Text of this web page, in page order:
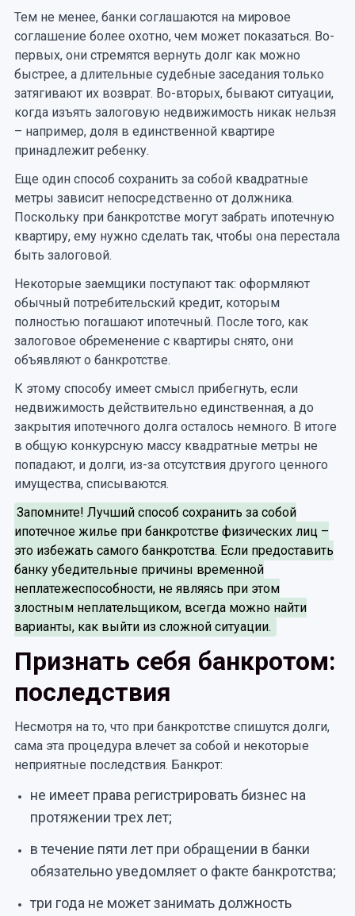
Тем не менее, банки соглашаются на мировое
соглашение более охотно, чем может показаться. Во-
первых, они стремятся вернуть долг как можно
быстрее, а длительные судебные заседания только
затягивают их возврат. Во-вторых, бывают ситуации,
когда изъять залоговую недвижимость никак нельзя
– например, доля в единственной квартире
принадлежит ребенку.
Еще один способ сохранить за собой квадратные
метры зависит непосредственно от должника.
Поскольку при банкротстве могут забрать ипотечную
квартиру, ему нужно сделать так, чтобы она перестала
быть залоговой.
Некоторые заемщики поступают так: оформляют
обычный потребительский кредит, которым
полностью погашают ипотечный. После того, как
залоговое обременение с квартиры снято, они
объявляют о банкротстве.
К этому способу имеет смысл прибегнуть, если
недвижимость действительно единственная, а до
закрытия ипотечного долга осталось немного. В итоге
в общую конкурсную массу квадратные метры не
попадают, и долги, из-за отсутствия другого ценного
имущества, списываются.
Запомните! Лучший способ сохранить за собой
ипотечное жилье при банкротстве физических лиц –
это избежать самого банкротства. Если предоставить
банку убедительные причины временной
неплатежеспособности, не являясь при этом
злостным неплательщиком, всегда можно найти
варианты, как выйти из сложной ситуации.
Признать себя банкротом:
последствия
Несмотря на то, что при банкротстве спишутся долги,
сама эта процедура влечет за собой и некоторые
неприятные последствия. Банкрот:
не имеет права регистрировать бизнес на
протяжении трех лет;
в течение пяти лет при обращении в банки
обязательно уведомляет о факте банкротства;
три года не может занимать должность